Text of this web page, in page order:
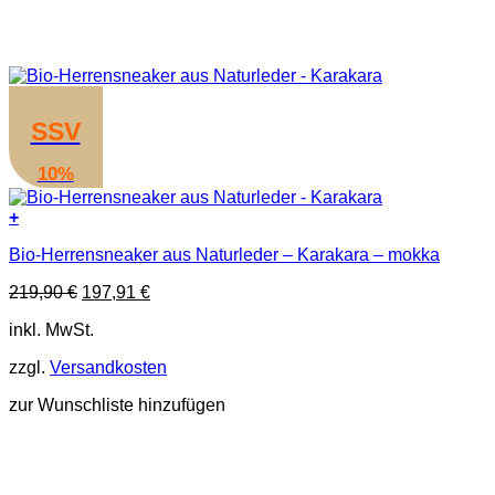
SSV
10%
+
Produkt
mehrere
auf.
Optionen
können
auf
Bio-Herrensneaker aus Naturleder – Karakara – mokka
219,90€ Ursprünglicher
war:
197,91 €Aktueller
inkl. MwSt.
zzgl. Versandkosten
zur Wunschliste hinzufügen